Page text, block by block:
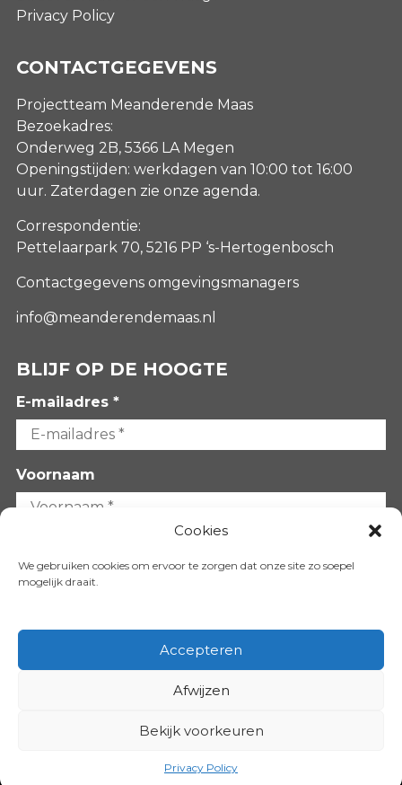
Cookies
We gebruiken cookies om ervoor te zorgen dat onze site zo soepel
mogelijk draait.
Accepteren
Afwijzen
Bekijk voorkeuren
Privacy Policy
Privacy Policy
CONTACTGEGEVENS
Projectteam Meanderende Maas
Bezoekadres:
Onderweg 2B, 5366 LA Megen
Openingstijden: werkdagen van 10:00 tot 16:00
uur. Zaterdagen zie onze agenda.
Correspondentie:
Pettelaarpark 70, 5216 PP ‘s-Hertogenbosch
Contactgegevens omgevingsmanagers
info@meanderendemaas.nl
BLIJF OP DE HOOGTE
E-mailadres *
Voornaam
VOLG ONS OP: